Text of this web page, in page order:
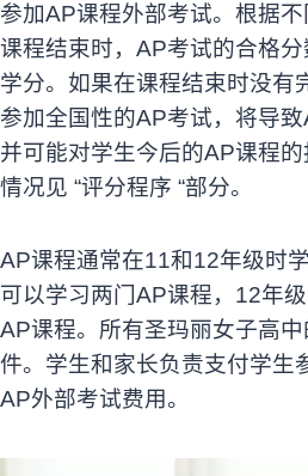
参加AP课程外部考试。根据
课程结束时，AP考试的合格
学分。如果在课程结束时没有
参加全国性的AP考试，将导致
并可能对学生今后的AP课程
情况见 “评分程序 “部分。
AP课程通常在11和12年级时
可以学习两门AP课程，12年
AP课程。 所有圣玛丽女子高
件。学生和家长负责支付学生
AP外部考试费用。